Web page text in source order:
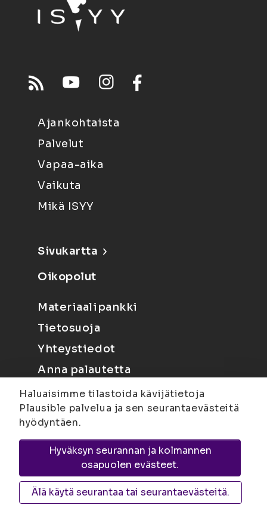
Ajankohtaista
Palvelut
Vapaa-aika
Vaikuta
Mikä ISYY
Sivukartta
Oikopolut
Materiaalipankki
Tietosuoja
Yhteystiedot
Anna palautetta
Joensuu
Suvantokatu 6, 80100 Joensuu |
KuopioYliopistonranta 15, PL 1627, 70211
Kuopio
Haluaisimme tilastoida kävijätietoja
Plausible palvelua ja sen seurantaevästeitä
hyödyntäen.
Hyväksyn seurannan ja kolmannen
osapuolen evästeet.
Älä käytä seurantaa tai seurantaevästeitä.